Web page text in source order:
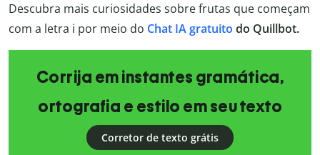
Descubra mais curiosidades sobre frutas que começam
com a letra i por meio do Chat IA gratuito do Quillbot.
Corrija em instantes gramática,
ortografia e estilo em seu texto
Corretor de texto grátis